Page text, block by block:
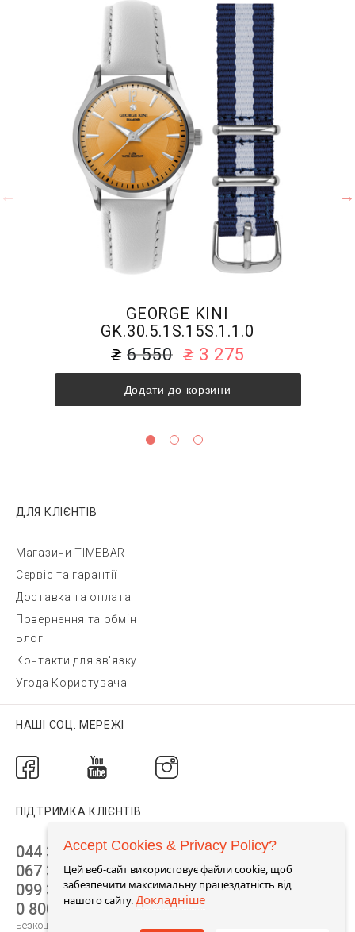
GEORGE KINI
GK.30.5.1S.15S.1.1.0
6 550 3 275
Додати до корзини
ДЛЯ КЛІЄНТІВ
Магазини TIMEBAR
Сервіс та гарантії
Доставка та оплата
Повернення та обмін
Блог
Контакти для зв'язку
Угода Користувача
НАШІ СОЦ. МЕРЕЖІ
ПІДТРИМКА КЛІЄНТІВ
044 392 44 45
067 344 14 44 (viber)
099 399 23 80
0 800 305 805
Безкоштовно по Україні
Accept Cookies & Privacy Policy?
Цей веб-сайт використовує файли cookie, щоб
забезпечити максимальну працездатність від
нашого сайту.Докладніше